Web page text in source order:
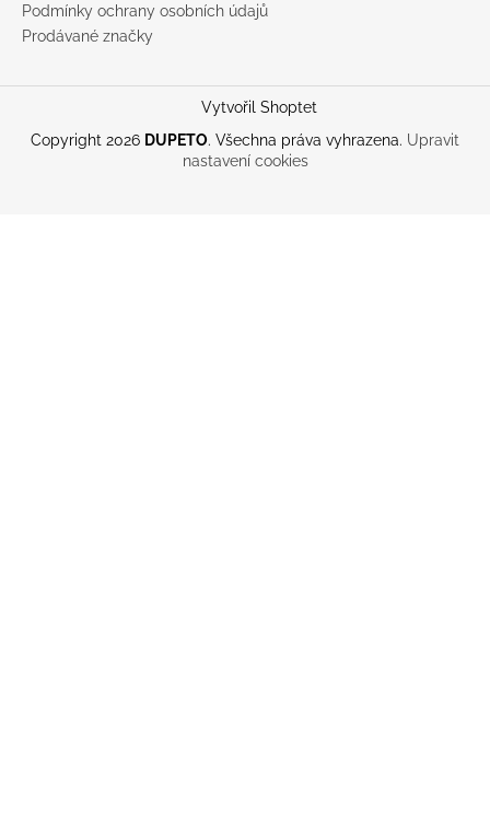
Podmínky ochrany osobních údajů
Prodávané značky
Vytvořil Shoptet
Copyright 2026 DUPETO. Všechna práva vyhrazena. Upravit
nastavení cookies